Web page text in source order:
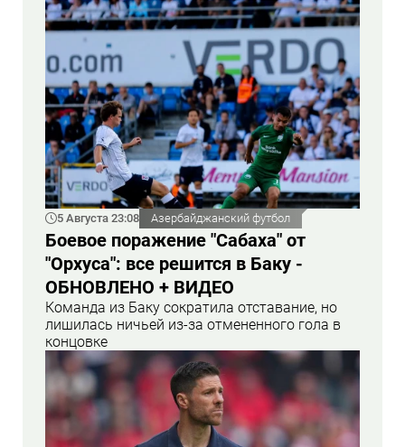
5 Августа 23:08 Азербайджанский футбол
Боевое поражение "Сабаха" от
"Орхуса": все решится в Баку -
ОБНОВЛЕНО + ВИДЕО
Команда из Баку сократила отставание, но
лишилась ничьей из-за отмененного гола в
концовке